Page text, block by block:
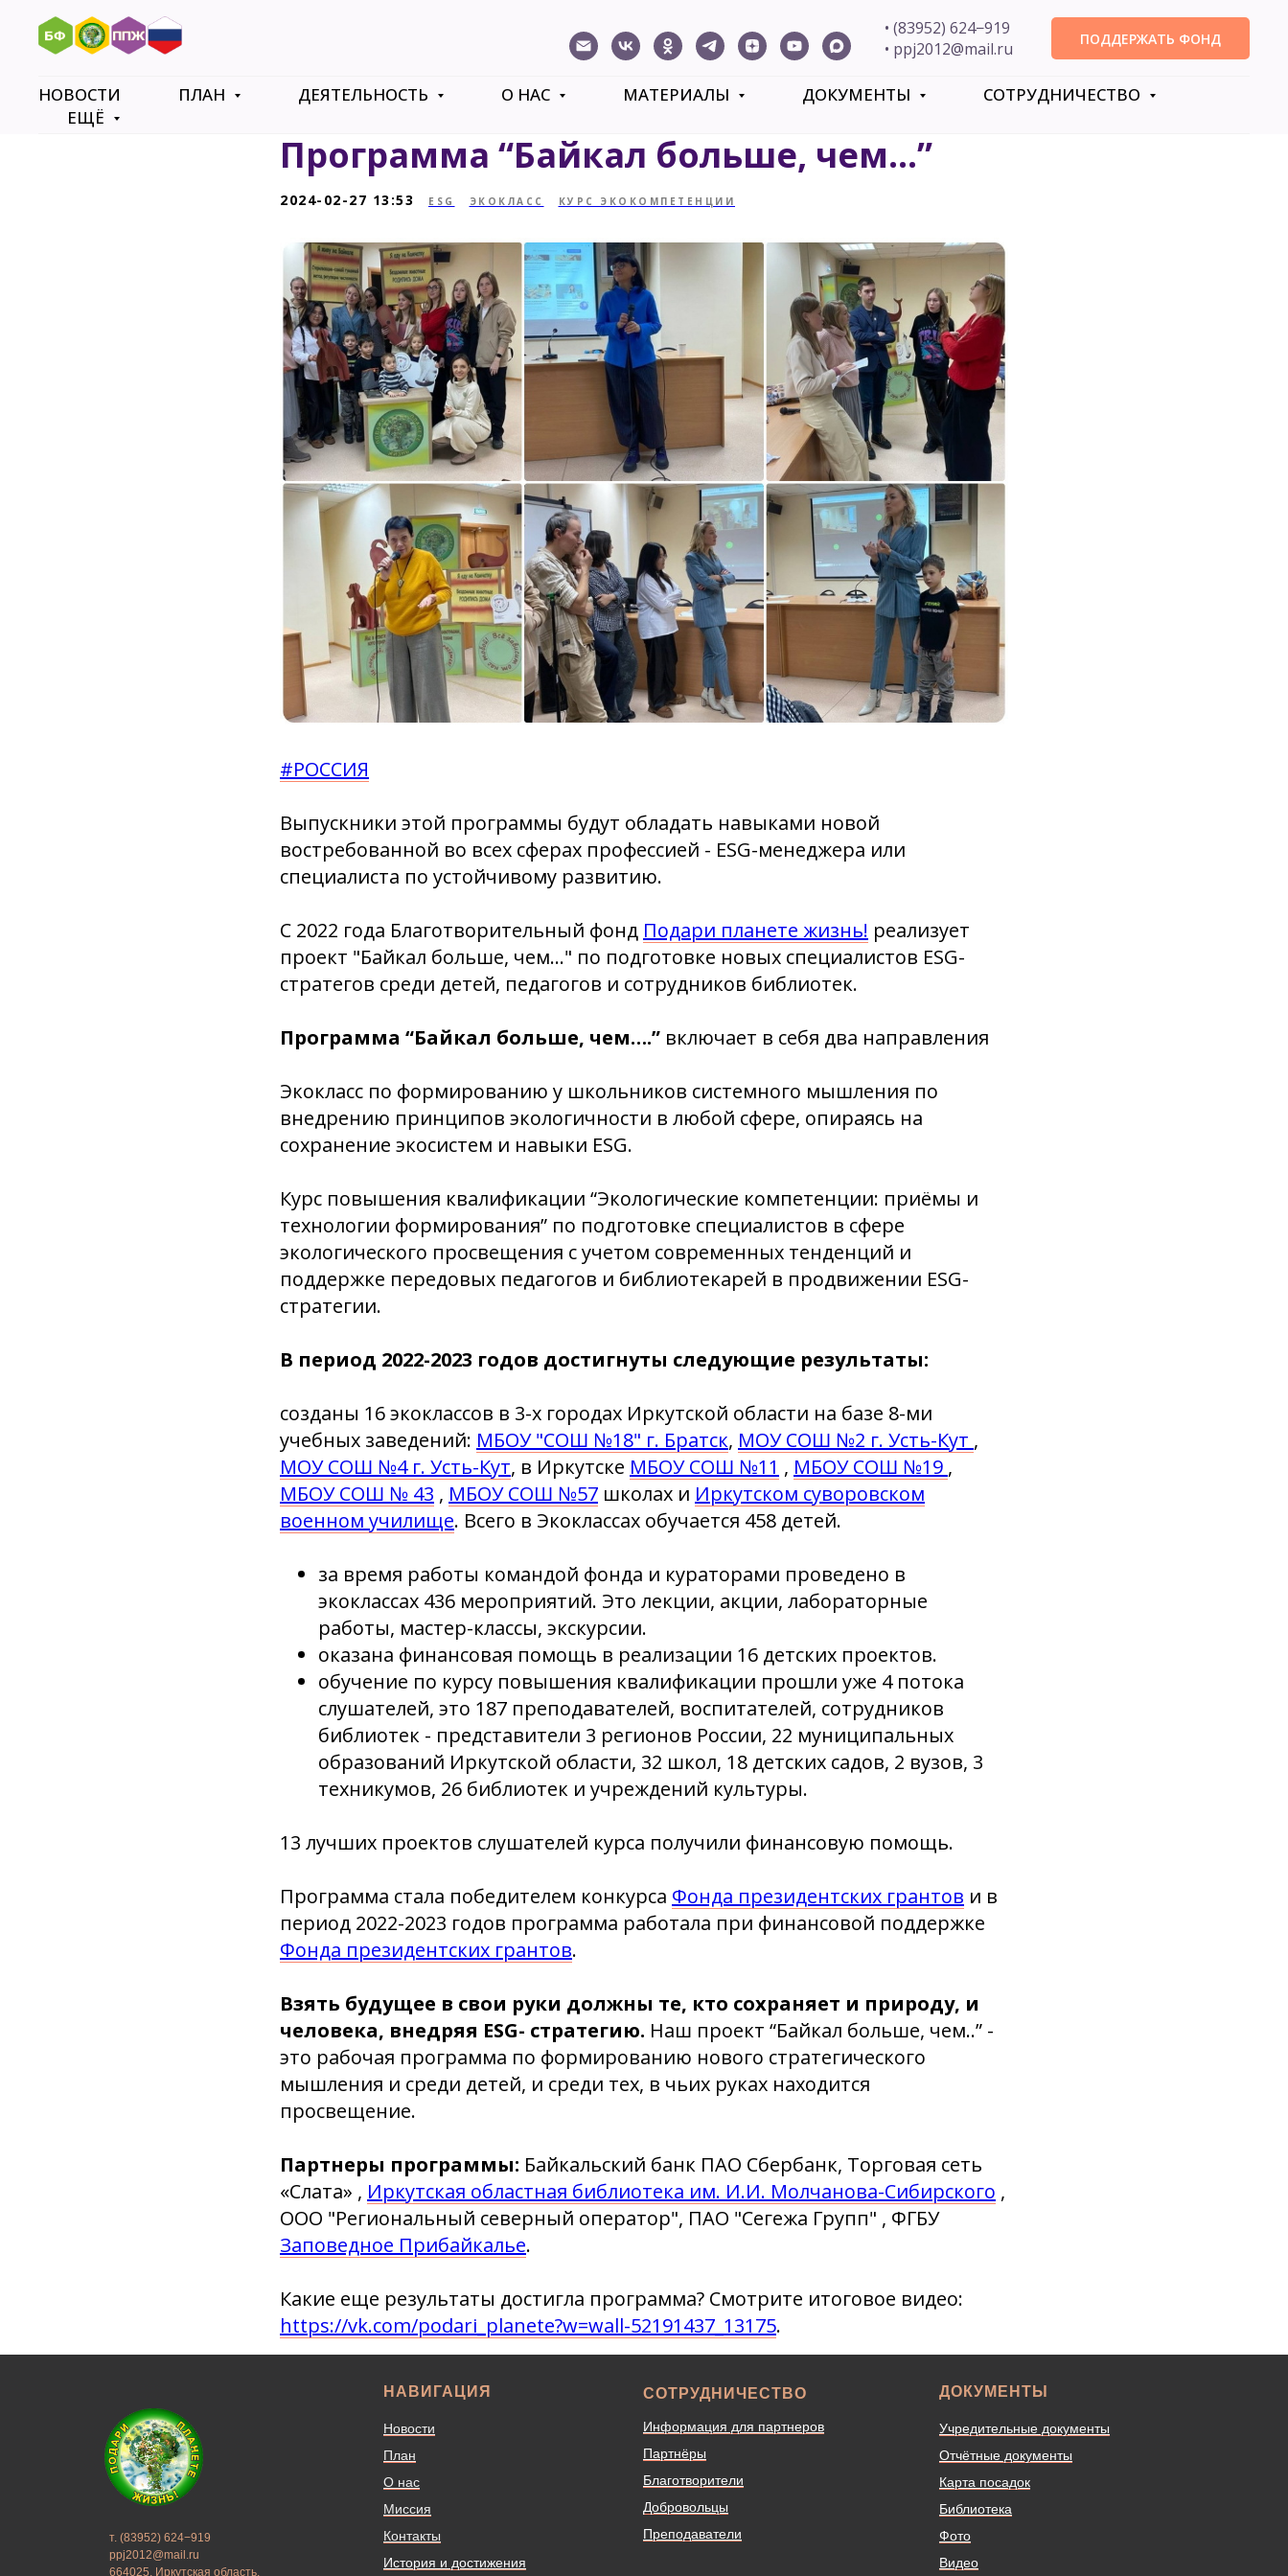
• (83952) 624−919
• ppj2012@mail.ru
ПОДДЕРЖАТЬ ФОНД
НОВОСТИ ПЛАН ДЕЯТЕЛЬНОСТЬ О НАС МАТЕРИАЛЫ ДОКУМЕНТЫ
СОТРУДНИЧЕСТВО
ЕЩЁ
Программа “Байкал больше, чем...”
2024-02-27 13:53 ESG ЭКОКЛАСС КУРС ЭКОКОМПЕТЕНЦИИ
#РОССИЯ
Выпускники этой программы будут обладать навыками новой
востребованной во всех сферах профессией - ESG-менеджера или
специалиста по устойчивому развитию.
С 2022 года Благотворительный фонд Подари планете жизнь! реализует
проект "Байкал больше, чем..." по подготовке новых специалистов ESG-
стратегов среди детей, педагогов и сотрудников библиотек.
Программа “Байкал больше, чем….” включает в себя два направления
Экокласс по формированию у школьников системного мышления по
внедрению принципов экологичности в любой сфере, опираясь на
сохранение экосистем и навыки ESG.
Курс повышения квалификации “Экологические компетенции: приёмы и
технологии формирования” по подготовке специалистов в сфере
экологического просвещения с учетом современных тенденций и
поддержке передовых педагогов и библиотекарей в продвижении ESG-
стратегии.
В период 2022-2023 годов достигнуты следующие результаты:
созданы 16 экоклассов в 3-х городах Иркутской области на базе 8-ми
учебных заведений: МБОУ "СОШ №18" г. Братск, МОУ СОШ №2 г. Усть-Кут ,
МОУ СОШ №4 г. Усть-Кут, в Иркутске МБОУ СОШ №11 , МБОУ СОШ №19 ,
МБОУ СОШ № 43 , МБОУ СОШ №57 школах и Иркутском суворовском
военном училище. Всего в Экоклассах обучается 458 детей.
за время работы командой фонда и кураторами проведено в
экоклассах 436 мероприятий. Это лекции, акции, лабораторные
работы, мастер-классы, экскурсии.
оказана финансовая помощь в реализации 16 детских проектов.
обучение по курсу повышения квалификации прошли уже 4 потока
слушателей, это 187 преподавателей, воспитателей, сотрудников
библиотек - представители 3 регионов России, 22 муниципальных
образований Иркутской области, 32 школ, 18 детских садов, 2 вузов, 3
техникумов, 26 библиотек и учреждений культуры.
13 лучших проектов слушателей курса получили финансовую помощь.
Программа стала победителем конкурса Фонда президентских грантов и в
период 2022-2023 годов программа работала при финансовой поддержке
Фонда президентских грантов.
Взять будущее в свои руки должны те, кто сохраняет и природу, и
человека, внедряя ESG- стратегию. Наш проект “Байкал больше, чем..” -
это рабочая программа по формированию нового стратегического
мышления и среди детей, и среди тех, в чьих руках находится
просвещение.
Партнеры программы: Байкальский банк ПАО Сбербанк, Торговая сеть
«Слата» , Иркутская областная библиотека им. И.И. Молчанова-Сибирского ,
ООО "Региональный северный оператор", ПАО "Сегежа Групп" , ФГБУ
Заповедное Прибайкалье.
Какие еще результаты достигла программа? Смотрите итоговое видео:
https://vk.com/podari_planete?w=wall-52191437_13175.
т. (83952) 624−919
ppj2012@mail.ru
664025, Иркутская область,
НАВИГАЦИЯ
Новости
План
О нас
Миссия
Контакты
История и достижения
СОТРУДНИЧЕСТВО
Информация для партнеров
Партнёры
Благотворители
Добровольцы
Преподаватели
ДОКУМЕНТЫ
Учредительные документы
Отчётные документы
Карта посадок
Библиотека
Фото
Видео